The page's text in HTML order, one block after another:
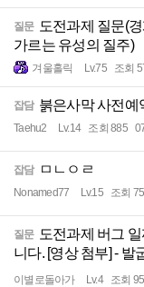
질문 도전과제 질문(
가르는 유성의 질주)
겨울홀릭 Lv.75 조회
잡담 붉은사막 사전예
Taehu2 Lv.14 조회 885
잡담 ㅁㄴㅇㄹ
Nonamed77 Lv.15 조회
질문 도전과제 버그
니다. [영상 첨부] - 발
이별로돌아가 Lv.4 조회